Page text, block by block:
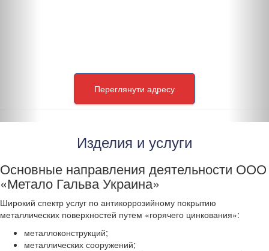
Переглянути адресу
Изделия и услуги
Основные направления деятельности ООО
«Метало Гальва Украина»
Широкий спектр услуг по антикоррозийному покрытию
металлических поверхностей путем «горячего цинкования»:
металлоконструкций;
металлических сооружений;